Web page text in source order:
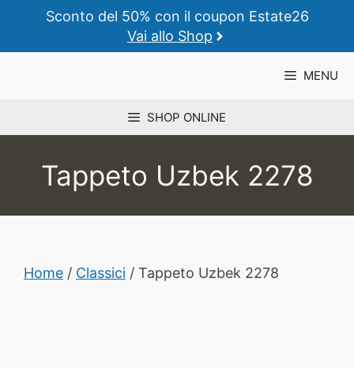
contenuto
Sconto del 50% con il coupon Estate26
Vai allo Shop
MENU
SHOP ONLINE
Tappeto Uzbek 2278
Home / Classici / Tappeto Uzbek 2278